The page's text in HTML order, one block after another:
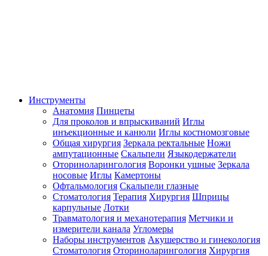
Инструменты
Анатомия Пинцеты
Для проколов и впрыскиваний Иглы
инъекционные и канюли Иглы костномозговые
Общая хирургия Зеркала ректальные Ножи
ампутационные Скальпели Языкодержатели
Оториноларингология Воронки ушные Зеркала
носовые Иглы Камертоны
Офтальмология Скальпели глазные
Стоматология Терапия Хирургия Шприцы
карпульные Лотки
Травматология и механотерапия Метчики и
измерители канала Угломеры
Наборы инструментов Акушерство и гинекология
Стоматология Оториноларингология Хирургия